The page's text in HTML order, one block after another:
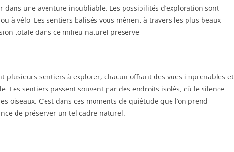
dans une aventure inoubliable. Les possibilités d’exploration sont
à vélo. Les sentiers balisés vous mènent à travers les plus beaux
totale dans ce milieu naturel préservé.
plusieurs sentiers à explorer, chacun offrant des vues imprenables et
Les sentiers passent souvent par des endroits isolés, où le silence
oiseaux. C’est dans ces moments de quiétude que l’on prend
de préserver un tel cadre naturel.